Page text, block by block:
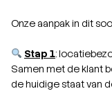
Onze aanpak in dit
Stap 1:
Samen met de klant
de huidige staat van